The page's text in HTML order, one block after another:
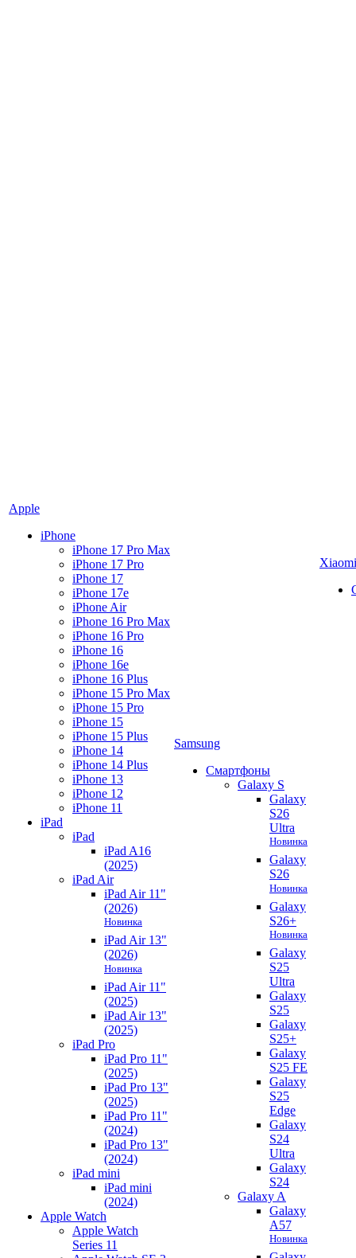
Apple
iPhone
iPhone 17 Pro Max
iPhone 17 Pro
iPhone 17
iPhone 17e
iPhone Air
iPhone 16 Pro Max
iPhone 16 Pro
iPhone 16
iPhone 16e
iPhone 16 Plus
iPhone 15 Pro Max
iPhone 15 Pro
iPhone 15
iPhone 15 Plus
iPhone 14
iPhone 14 Plus
iPhone 13
iPhone 12
iPhone 11
iPad
iPad
iPad A16
(2025)
iPad Air
iPad Air 11"
(2026)
Новинка
iPad Air 13"
(2026)
Новинка
iPad Air 11"
(2025)
iPad Air 13"
(2025)
iPad Pro
iPad Pro 11"
(2025)
iPad Pro 13"
(2025)
iPad Pro 11"
(2024)
iPad Pro 13"
(2024)
iPad mini
iPad mini
(2024)
Apple Watch
Apple Watch
Series 11
Samsung
Смартфоны
Galaxy S
Galaxy
S26
Ultra
Новинка
Galaxy
S26
Новинка
Galaxy
S26+
Новинка
Galaxy
S25
Ultra
Galaxy
S25
Galaxy
S25+
Galaxy
S25 FE
Galaxy
S25
Edge
Galaxy
S24
Ultra
Galaxy
S24
Galaxy A
Galaxy
A57
Новинка
Xiaomi